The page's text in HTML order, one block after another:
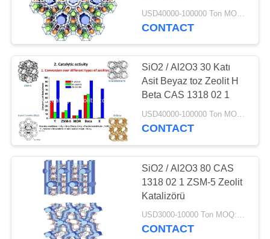
USD40000-100000 Ton MOQ:1 kg
CONTACT
SiO2 / Al2O3 30 Katı
Asit Beyaz toz Zeolit ​​H
Beta CAS 1318 02 1
USD40000-100000 Ton MOQ:1 kg
CONTACT
SiO2 / Al2O3 80 CAS
1318 02 1 ZSM-5 Zeolit ​​
Katalizörü
USD3000-10000 Ton MOQ:1 kg
CONTACT